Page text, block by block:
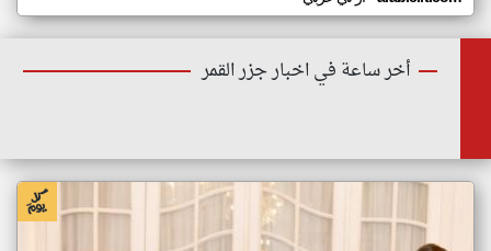
أخر ساعة في اخبار جزر القمر